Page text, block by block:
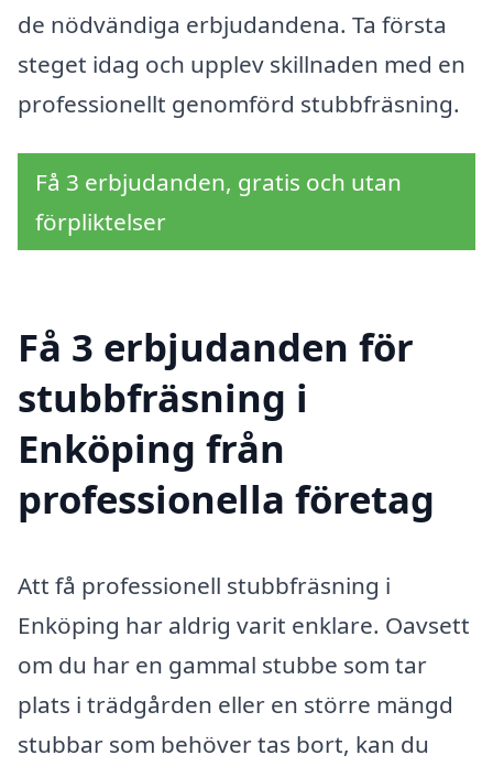
de nödvändiga erbjudandena. Ta första
steget idag och upplev skillnaden med en
professionellt genomförd stubbfräsning.
Få 3 erbjudanden, gratis och utan
förpliktelser
Få 3 erbjudanden för
stubbfräsning i
Enköping från
professionella företag
Att få professionell stubbfräsning i
Enköping har aldrig varit enklare. Oavsett
om du har en gammal stubbe som tar
plats i trädgården eller en större mängd
stubbar som behöver tas bort, kan du